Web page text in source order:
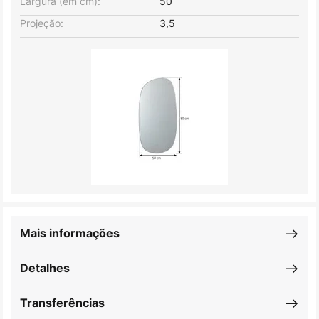
Projeção: 3,5
Detalhes
Mais informações
Transferências